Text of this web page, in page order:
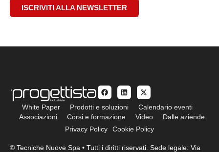
ISCRIVITI ALLA NEWSLETTER
White Paper Prodotti e soluzioni
Calendario eventi
Associazioni
Corsi e formazione Video
Dalle aziende
Privacy Policy
Cookie Policy
© Tecniche Nuove Spa • Tutti i diritti riservati. Sede legale: Via